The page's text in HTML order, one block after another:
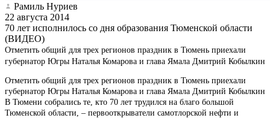
Рамиль Нуриев
22 августа 2014
70 лет исполнилось со дня образования Тюменской области
(ВИДЕО)
Отметить общий для трех регионов праздник в Тюмень приехали
губернатор Югры Наталья Комарова и глава Ямала Дмитрий Кобылкин
Отметить общий для трех регионов праздник в Тюмень приехали
губернатор Югры Наталья Комарова и глава Ямала Дмитрий Кобылкин
В Тюмени собрались те, кто 70 лет трудился на благо большой
Тюменской области, – первооткрыватели самотлорской нефти и